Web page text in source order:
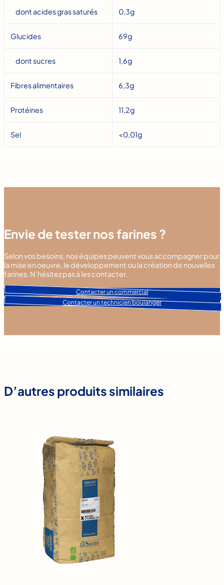
dont acides gras saturés 0,3g
Glucides 69g
dont sucres 1,6g
Fibres alimentaires 6,3g
Protéines 11,2g
Sel <0,01g
Envie de tester nos farines ?
Selon vos besoins, nos équipes peuvent vous accompagner pour
la mise en oeuvre, le développement ou la création de nouvelles
farines. N’hésitez pas à les contacter.
Contacter un commercial
Contacter un technicien boulanger
D’autres produits similaires